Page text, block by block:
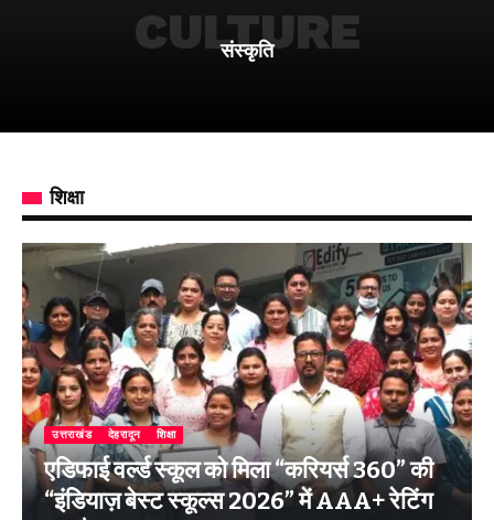
संस्कृति
CULTURE
शिक्षा
उत्तराखंड देहरादून शिक्षा
एडिफाई वर्ल्ड स्कूल को मिला “करियर्स 360” की
“इंडियाज़ बेस्ट स्कूल्स 2026” में AAA+ रेटिंग